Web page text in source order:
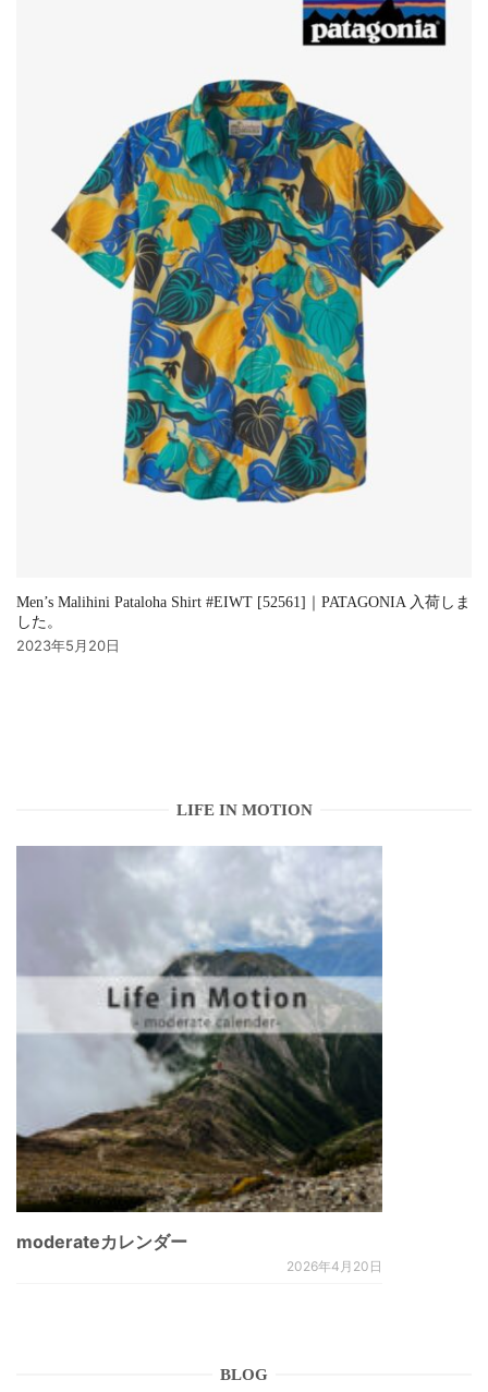
Men’s Malihini Pataloha Shirt #EIWT [52561]｜PATAGONIA 入荷しま
した。
2023年5月20日
LIFE IN MOTION
moderateカレンダー
2026年4月20日
BLOG